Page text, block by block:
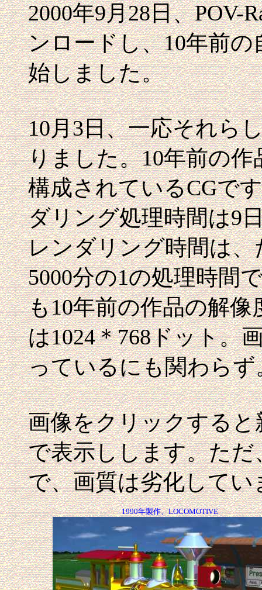
2000年9月28日、
ンロードし、10年前
始しました。
10月3日、一応それら
りました。10年前の
構成されているCGで
ダリング処理時間は9
レンダリング時間は
5000分の1の処理時間
も10年前の作品の解像
は1024＊768ドット。
っているにも関わらず
画像をクリックする
で表示しします。ただ
で、画質は劣化してい
1990年製作、LOCOMOTIVE